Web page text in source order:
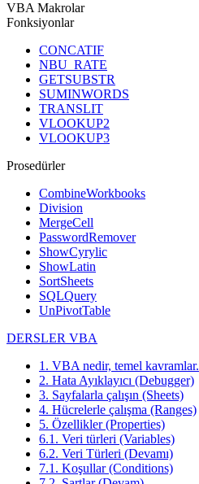
VBA Makrolar
Fonksiyonlar
CONCATIF
NBU_RATE
GETSUBSTR
SUMINWORDS
TRANSLIT
VLOOKUP2
VLOOKUP3
Prosedürler
CombineWorkbooks
Division
MergeCell
PasswordRemover
ShowCyrylic
ShowLatin
SortSheets
SQLQuery
UnPivotTable
DERSLER VBA
1. VBA nedir, temel kavramlar.
2. Hata Ayıklayıcı (Debugger)
3. Sayfalarla çalışın (Sheets)
4. Hücrelerle çalışma (Ranges)
5. Özellikler (Properties)
6.1. Veri türleri (Variables)
6.2. Veri Türleri (Devamı)
7.1. Koşullar (Conditions)